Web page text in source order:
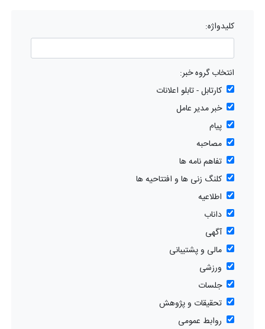
کلیدواژه:
انتخاب گروه خبر:
کارتابل - تابلو اعلانات
خبر مدیر عامل
پیام
مصاحبه
تفاهم نامه ها
کلنگ زنی ها و افتتاحیه ها
اطلاعیه
داناب
آگهی
مالی و پشتیبانی
ورزشی
جلسات
تحقیقات و پژوهش
روابط عمومی